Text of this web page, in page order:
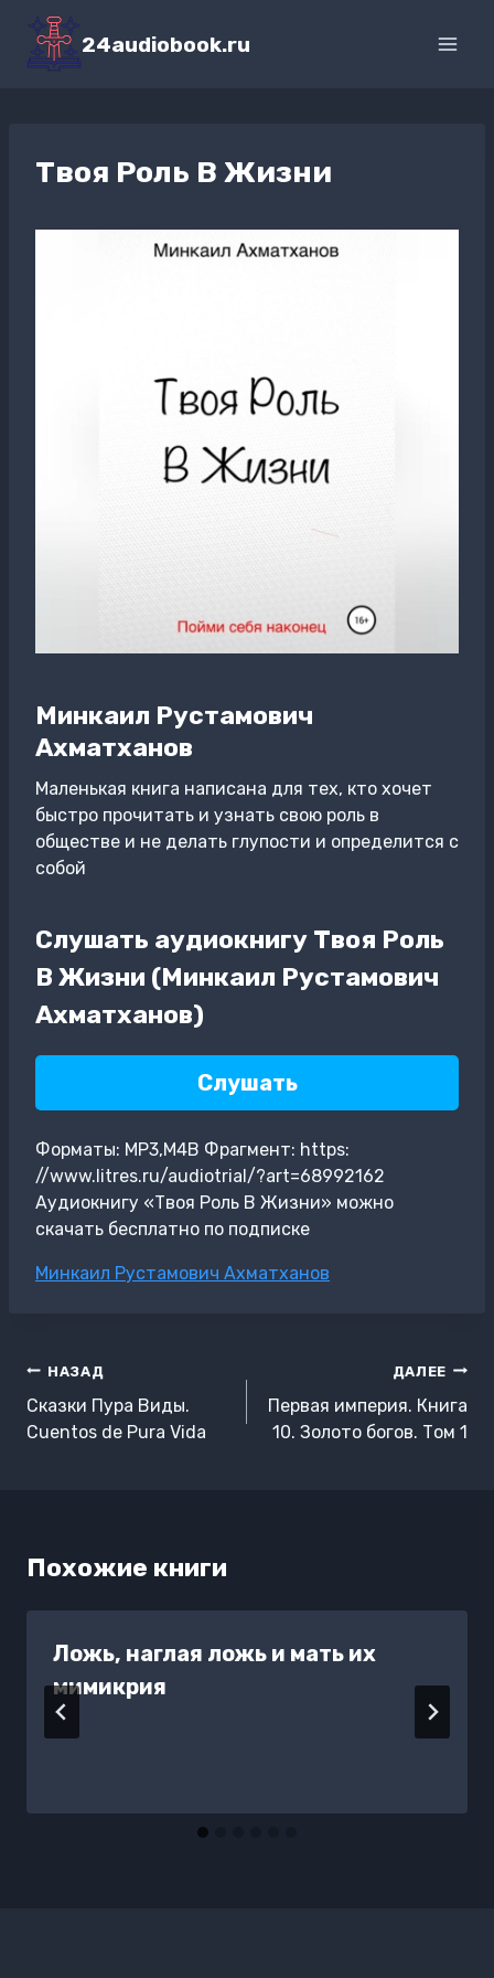
Перейти
содержимому
24audiobook.ru
Твоя Роль В Жизни
Минкаил Рустамович
Ахматханов
Маленькая книга написана для тех, кто хочет
быстро прочитать и узнать свою роль в
обществе и не делать глупости и определится с
собой
Слушать аудиокнигу Твоя Роль
В Жизни (Минкаил Рустамович
Ахматханов)
Слушать
Форматы: MP3,M4B Фрагмент: https:
//www.litres.ru/audiotrial/?art=68992162
Аудиокнигу «Твоя Роль В Жизни» можно
скачать бесплатно по подписке
Метки
Минкаил Рустамович Ахматханов
Навигация
по
записям
НАЗАД
Сказки Пура Виды.
Cuentos de Pura Vida
ДАЛЕЕ
Первая империя. Книга
10. Золото богов. Том 1
Похожие книги
Ложь, наглая ложь и мать их
мимикрия